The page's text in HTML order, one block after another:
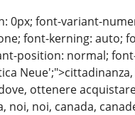
0px; font-variant-
font-kerning: auto;
position: normal;
ottenere
noi, noi, canada,